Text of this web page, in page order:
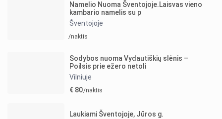
Namelio Nuoma Šventojoje.Laisvas vieno
kambario namelis su p
Šventojoje
/naktis
Sodybos nuoma Vydautiškių slėnis –
Poilsis prie ežero netoli
Vilniuje
€ 80/naktis
Laukiami Šventojoje, Jūros g.